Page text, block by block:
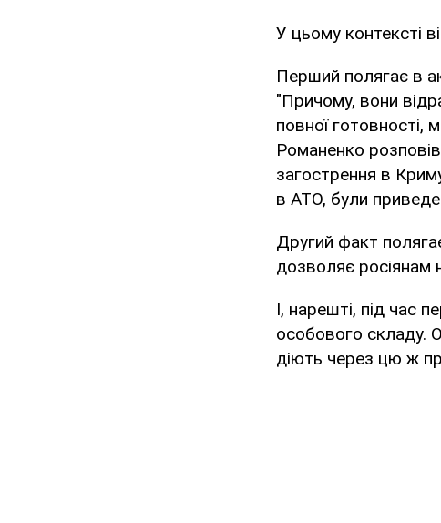
У цьому контексті
Перший полягає в
"Причому, вони
повної готовності,
Романенко
загострення в
в АТО, були
Другий факт
дозволяє росіянам
І, нарешті, під час
особового складу.
діють через цю ж